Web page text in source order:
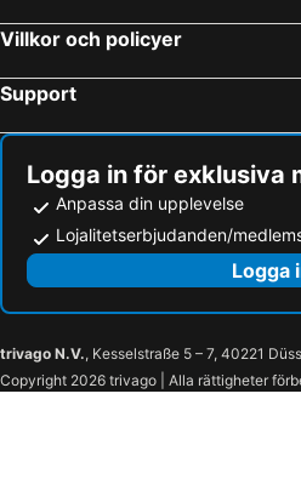
Villkor och policyer
Support
Logga in för exklusiva
Anpassa din upplevelse
Lojalitetserbjudanden/
Logga
trivago N.V., Kesselstraße 5 – 7, 40221
Copyright 2026 trivago | Alla rättigheter